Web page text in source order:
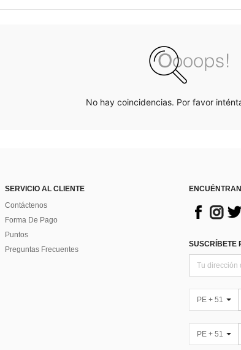
No hay coincidencias. Por favor
SERVICIO AL CLIENTE
Contáctenos
Forma De Pago
Puntos
Preguntas Frecuentes
SUSCRÍBETE
PE + 51
PE + 51